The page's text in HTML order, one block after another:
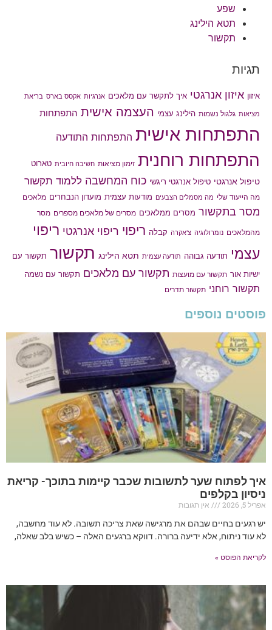
שפע
תטא הילינג
תקשור
תגיות
איזון איזון אנרגטי איך לתקשר עם מלאכים אנרגיות אקסס בארס בריאת
מציאות גלגול נשמות הילינג עצמי העצמה אישית התפתחות
התפתחות אישית התפתחות התודעה
התפתחות רוחנית זימון מציאות חשיבה חיובית טארוט
טיפול אנרגטי טיפול אנרגטי ריגשי כוח המחשבה ללמוד תקשור
מה הייעוד שלי מה מסמלים הצבעים מודעות עצמית מועדון הנבחרים מלאכים
מסר בתקשור מסרים ממלאכים מסרים של מלאכים מספרים מסר
מהמלאכים נומרולוגיה צ'אקרה קבלה ריפוי ריפוי אנרגטי ריפוי
עצמי תודעה גבוהה תודעה עצמית תטא הילינג תקשור תקשור עם
ישיות אור תקשור עם מועצות תקשור עם מלאכים תקשור עם נשמה
תקשור רוחני תקשור תדרים
פוסטים נוספים
איך לפתוח שער לתשובות שכבר קיימות בתוכך- קריאת
ניסיון בקלפים
אפריל 5, 2026
אין תגובות
יש רגעים בחיים שבהם את מרגישה שאת צריכה תשובה. לא עוד מחשבה,
לא עוד ניתוח, אלא ידיעה ברורה. דווקא ברגעים האלה – כשיש בלב שאלה,
לקריאת הפוסט »